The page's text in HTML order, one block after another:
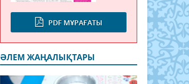
PDF МҰРАҒАТЫ
ӘЛЕМ ЖАҢАЛЫҚТАРЫ